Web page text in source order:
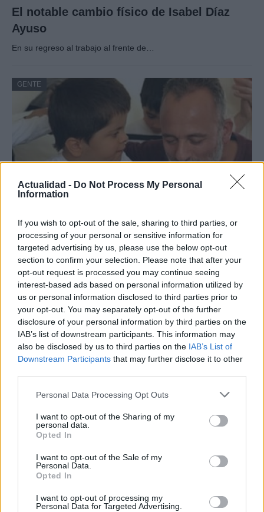
Actualidad - Do Not Process My Personal
Information
If you wish to opt-out of the sale, sharing to third parties, or
processing of your personal or sensitive information for
targeted advertising by us, please use the below opt-out
section to confirm your selection. Please note that after your
opt-out request is processed you may continue seeing
interest-based ads based on personal information utilized by
us or personal information disclosed to third parties prior to
your opt-out. You may separately opt-out of the further
disclosure of your personal information by third parties on the
IAB’s list of downstream participants. This information may
also be disclosed by us to third parties on the IAB’s List of
Downstream Participants that may further disclose it to other
Please note that this website/app uses one or more Google
not limited to your visit or usage behaviour. You may click to
grant or deny consent to Google and its third-party tags to
use your data for below specified purposes in below Google
consent section.
Personal Data Processing Opt Outs
I want to opt-out of the Sharing of my
personal data.
Opted In
I want to opt-out of the Sale of my
Personal Data.
Opted In
I want to opt-out of processing my
Personal Data for Targeted Advertising.
El notable cambio físico de Isabel Díaz
Ayuso
En su regreso al trabajo al frente de…
GENTE
Hijo de Javier Gutiérrez: un campeón con
capacidades especiales
El hijo del actor Javier Gutiérrez, es Mateo,…
GENTE
¿Quién es Chad Boyce?: cómo murió
durante la serie Los 100
La biografía de Chad Boyce que había muerto…